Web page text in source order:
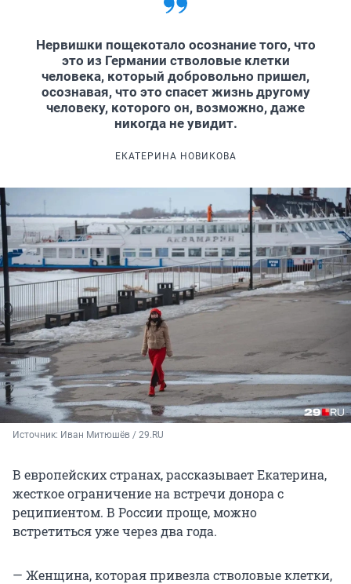
Нервишки пощекотало осознание того, что
это из Германии стволовые клетки
человека, который добровольно пришел,
осознавая, что это спасет жизнь другому
человеку, которого он, возможно, даже
никогда не увидит.
ЕКАТЕРИНА НОВИКОВА
Источник: Иван Митюшёв / 29.RU
В европейских странах, рассказывает Екатерина,
жесткое ограничение на встречи донора с
реципиентом. В России проще, можно
встретиться уже через два года.
— Женщина, которая привезла стволовые клетки,